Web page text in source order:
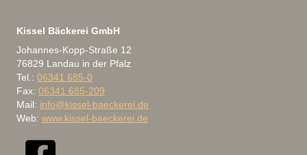
Kissel Bäckerei GmbH
Johannes-Kopp-Straße 12
76829 Landau in der Pfalz
Tel.: 06341 685-0
Fax: 06341 685-209
Mail: info@kissel-baeckerei.de
Web: www.kissel-baeckerei.de